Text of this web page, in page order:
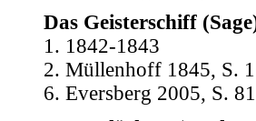
Das Geisterschiff
1. 1842-1843
2. Müllenhoff 1845, S.
6. Eversberg 2005, S. 81